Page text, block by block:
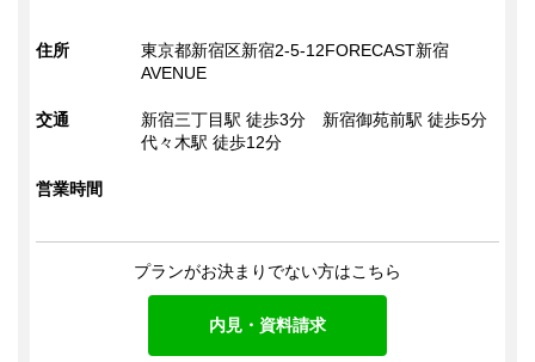
住所
東京都新宿区新宿2-5-12FORECAST新宿
AVENUE
交通 新宿三丁目駅 徒歩3分
新宿御苑前駅 徒歩5分
代々木駅 徒歩12分
営業時間
プランがお決まりでない方はこちら
内見・資料請求